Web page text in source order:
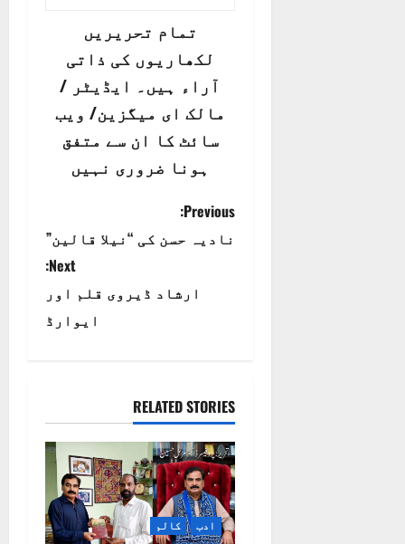
تمام تحریریں
لکھاریوں کی ذاتی
آراء ہیں۔ ایڈیٹر /
مالک ای میگزین/ ویب
سائٹ کا ان سے متفق
ہونا ضروری نہیں
P
o
a
v
i
g
Previous:
نادیہ حسن کی “نیلا قالین”
Next:
ارشاد ڈیروی قلم اور
ایوارڈ
RELATED STORIES
ادب کالم